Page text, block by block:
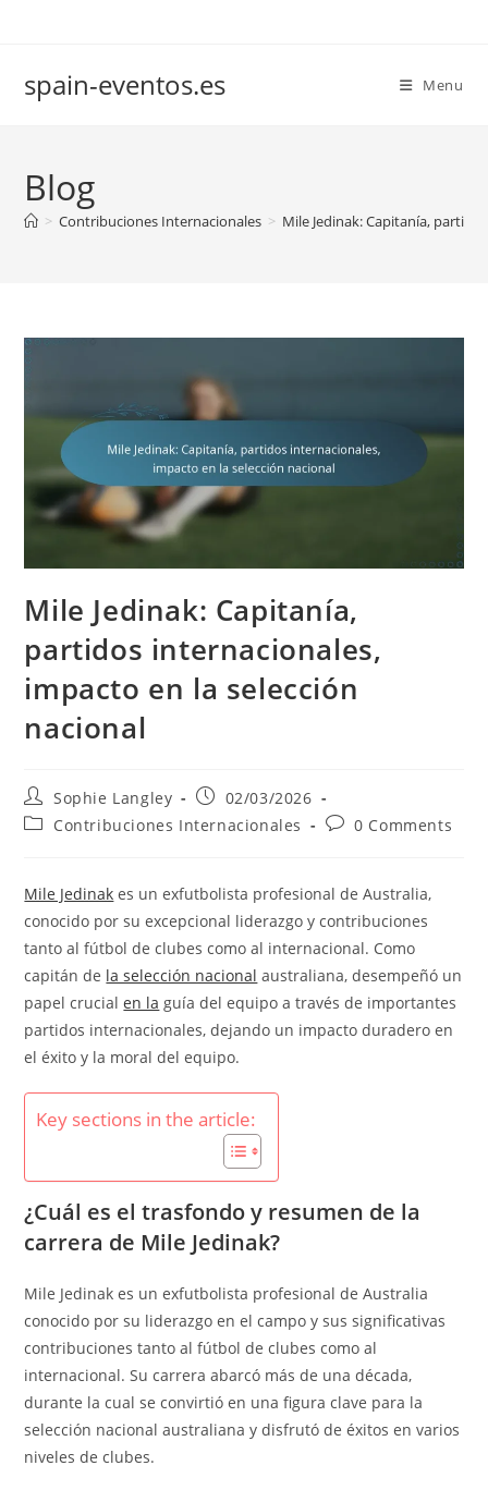
spain-eventos.es Menu
Blog
> Contribuciones Internacionales > Mile Jedinak: Capitanía,
Mile Jedinak: Capitanía,
partidos internacionales,
impacto en la selección
nacional
Post
author:
Sophie Langley
Post
published:
02/03/2026
PostContribuciones Internacionales
Post0 Comments
Mile Jedinak es un exfutbolista profesional de Australia,
conocido por su excepcional liderazgo y contribuciones
tanto al fútbol de clubes como al internacional. Como
capitán de la selección nacional australiana, desempeñó un
papel crucialen la guía del equipo a través de importantes
partidos internacionales, dejando un impacto duradero en
el éxito y la moral del equipo.
Key sections in the article:
¿Cuál es el trasfondo y resumen de la
carrera de Mile Jedinak?
Mile Jedinak es un exfutbolista profesional de Australia
conocido por su liderazgo en el campo y sus significativas
contribuciones tanto al fútbol de clubes como al
internacional. Su carrera abarcó más de una década,
durante la cual se convirtió en una figura clave para la
selección nacional australiana y disfrutó de éxitos en varios
niveles de clubes.